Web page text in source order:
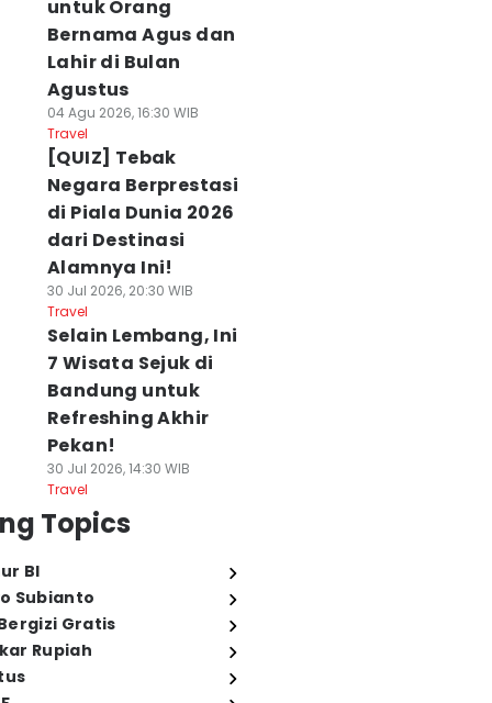
untuk Orang
Bernama Agus dan
Lahir di Bulan
Agustus
04 Agu 2026, 16:30 WIB
Travel
[QUIZ] Tebak
Negara Berprestasi
di Piala Dunia 2026
dari Destinasi
Alamnya Ini!
30 Jul 2026, 20:30 WIB
Travel
Selain Lembang, Ini
7 Wisata Sejuk di
Bandung untuk
Refreshing Akhir
Pekan!
30 Jul 2026, 14:30 WIB
Travel
Topics
BI
Subianto
Gratis
Rupiah